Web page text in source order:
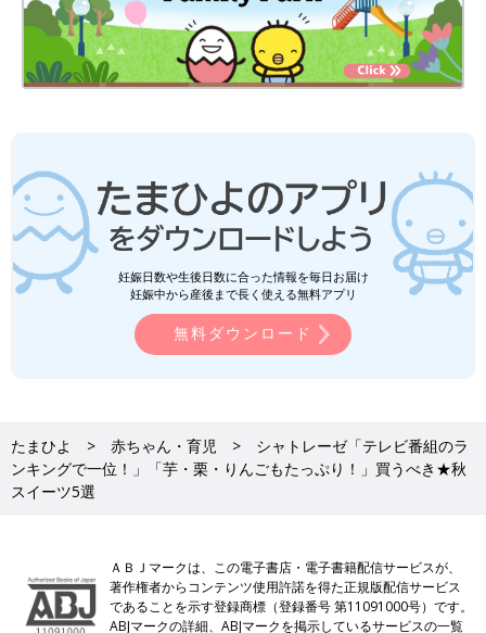
妊娠日数や生後日数に合った情報を毎日お届け
妊娠中から産後まで長く使える無料アプリ
無料ダウンロード
たまひよ 赤ちゃん・育児
シャトレーゼ「テレビ番組のラ
ンキングで一位！」「芋・栗・りんごもたっぷり！」買うべき★秋
スイーツ5選
ＡＢＪマークは、この電子書店・電子書籍配信サービスが、
著作権者からコンテンツ使用許諾を得た正規版配信サービス
であることを示す登録商標（登録番号 第11091000号）です。
ABJマークの詳細、ABJマークを掲示しているサービスの一覧